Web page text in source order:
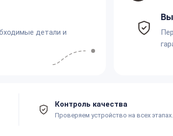
детали и
Контроль качества
Проверяем устройство на всех этапах.